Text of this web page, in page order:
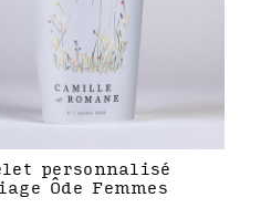
personnalisé
Ôde Femmes